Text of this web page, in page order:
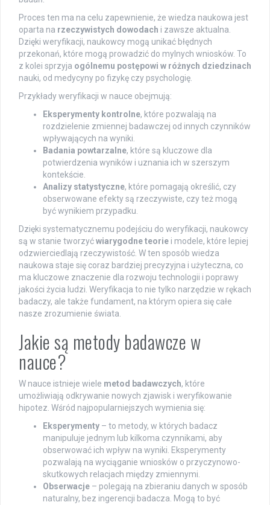
Proces ten ma na celu zapewnienie, że wiedza naukowa jest
oparta na rzeczywistych dowodach i zawsze aktualna.
Dzięki weryfikacji, naukowcy mogą unikać błędnych
przekonań, które mogą prowadzić do mylnych wniosków. To
z kolei sprzyja ogólnemu postępowi w różnych dziedzinach
nauki, od medycyny po fizykę czy psychologię.
Przykłady weryfikacji w nauce obejmują:
Eksperymenty kontrolne, które pozwalają na
rozdzielenie zmiennej badawczej od innych czynników
wpływających na wyniki.
Badania powtarzalne, które są kluczowe dla
potwierdzenia wyników i uznania ich w szerszym
kontekście.
Analizy statystyczne, które pomagają określić, czy
obserwowane efekty są rzeczywiste, czy też mogą
być wynikiem przypadku.
Dzięki systematycznemu podejściu do weryfikacji, naukowcy
są w stanie tworzyćwiarygodne teorie i modele, które lepiej
odzwierciedlają rzeczywistość. W ten sposób wiedza
naukowa staje się coraz bardziej precyzyjna i użyteczna, co
ma kluczowe znaczenie dla rozwoju technologii i poprawy
jakości życia ludzi. Weryfikacja to nie tylko narzędzie w rękach
badaczy, ale także fundament, na którym opiera się całe
nasze zrozumienie świata.
Jakie są metody badawcze w
nauce?
W nauce istnieje wiele metod badawczych, które
umożliwiają odkrywanie nowych zjawisk i weryfikowanie
hipotez. Wśród najpopularniejszych wymienia się:
Eksperymenty – to metody, w których badacz
manipuluje jednym lub kilkoma czynnikami, aby
obserwować ich wpływ na wyniki. Eksperymenty
pozwalają na wyciąganie wniosków o przyczynowo-
skutkowych relacjach między zmiennymi.
Obserwacje – polegają na zbieraniu danych w sposób
naturalny, bez ingerencji badacza. Mogą to być